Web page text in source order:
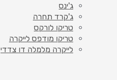
ג'ינס
ג'קרד תחרה
טריקו לורקס
טריקו מודפס לייקרה
לייקרה מלמלה דו צדדי